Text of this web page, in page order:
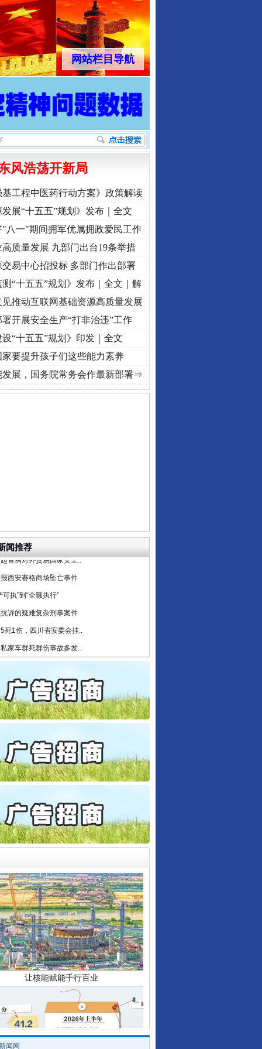
网站栏目导航
命 奋进复兴征程丨“转折之城”激荡..·[视频]
风浩荡开新局
工程中医药行动方案》政策解读
展“十五五”规划》发布｜全文
八一"期间拥军优属拥政爱民工作
质量发展 九部门出台19条举措
易中心招投标 多部门作出部署
“十五五”规划》发布｜全文｜解
推动互联网基础资源高质量发展
开展安全生产“打非治违”工作
“十五五”规划》印发｜全文
要提升孩子们这些能力素养
发展，国务院常务会作最新部署⇒
闻推荐
首例对外贸易国家安全..
西安赛格商场坠亡事件
可执”到“全额执行”
诉的疑难复杂刑事案件
死1伤，四川省安委会挂..
家车群死群伤事故多发..
，一别两宽：这场老年..
，离婚时为何要分走一..
不得录用为公务员
出狱后办书院暴力管教..
安厅征集新型黑恶违法..
家美国实体采取反制措..
首例对外贸易国家安全..
可执”到“全额执行”
诉的疑难复杂刑事案件
死1伤，四川省安委会挂..
行业协会接连发公告
让核能赋能千行百业
闻网